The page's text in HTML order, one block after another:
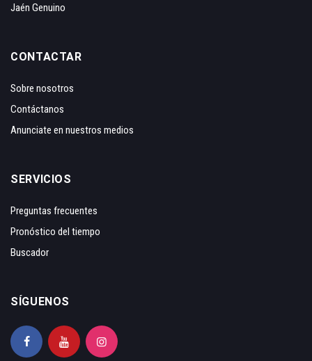
Jaén Genuino
CONTACTAR
Sobre nosotros
Contáctanos
Anunciate en nuestros medios
SERVICIOS
Preguntas frecuentes
Pronóstico del tiempo
Buscador
SÍGUENOS